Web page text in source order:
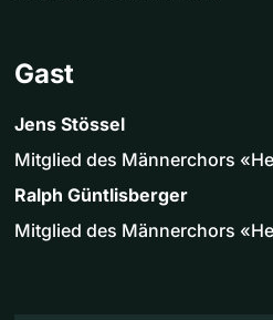
Gast
Jens Stössel
Mitglied des Männerchors
Ralph Güntlisberger
Mitglied des Männerchors